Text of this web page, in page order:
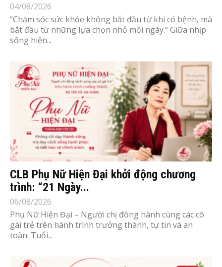
04/08/2026
“Chăm sóc sức khỏe không bắt đầu từ khi có bệnh, mà
bắt đầu từ những lựa chọn nhỏ mỗi ngày.” Giữa nhịp
sống hiện...
CLB Phụ Nữ Hiện Đại khởi động chương
trình: “21 Ngày...
06/08/2026
Phụ Nữ Hiện Đại – Người chị đồng hành cùng các cô
gái trẻ trên hành trình trưởng thành, tự tin và an
toàn. Tuổi...